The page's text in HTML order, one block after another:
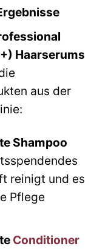
Haarserums
aus der
Shampoo
reinigt und es
Pflege
Conditioner